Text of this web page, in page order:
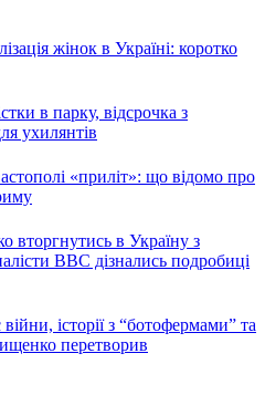
жінок в Україні: коротко
в парку, відсрочка з
ухилянтів
«приліт»: що відомо про
вторгнутись в Україну з
ВВС дізнались подробиці
історії з “ботофермами” та
перетворив